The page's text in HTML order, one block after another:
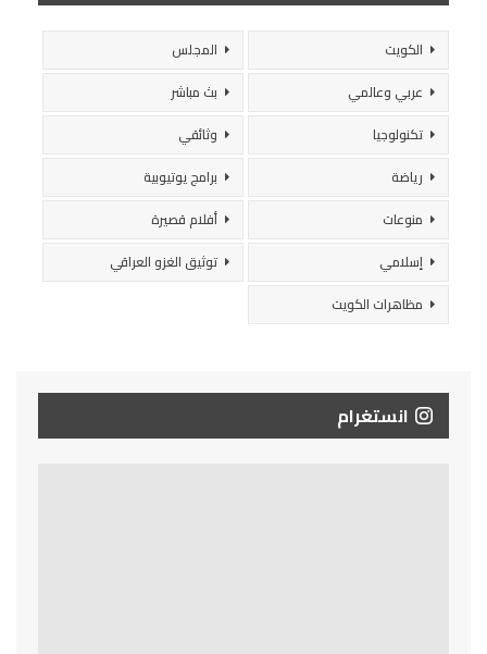
الكويت
المجلس
عربي وعالمي
بث مباشر
تكنولوجيا
وثائقي
رياضة
برامج يوتيوبية
منوعات
أفلام قصيرة
إسلامي
توثيق الغزو العراقي
مظاهرات الكويت
انستغرام